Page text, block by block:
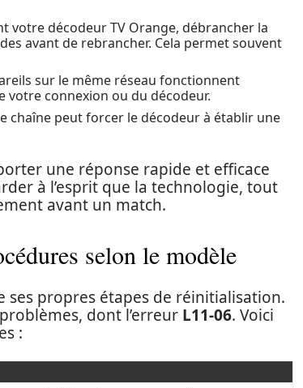
votre décodeur TV Orange, débrancher la
avant de rebrancher. Cela permet souvent
sur le même réseau fonctionnent
votre connexion ou du décodeur.
chaîne peut forcer le décodeur à établir une
une réponse rapide et efficace
à l’esprit que la technologie, tout
avant un match.
selon le modèle
ses propres étapes de réinitialisation.
dont l’erreur L11-06. Voici
: